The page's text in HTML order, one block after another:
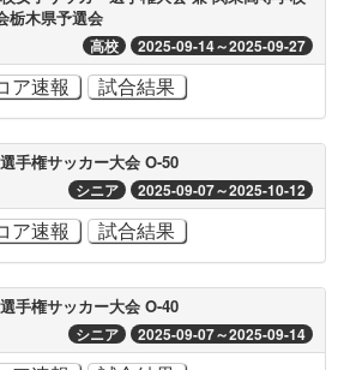
栃木県予選会
高校 2025-09-14～2025-09-27
ア速報 試合結果
手権サッカー大会 O-50
シニア 2025-09-07～2025-10-12
ア速報 試合結果
手権サッカー大会 O-40
シニア 2025-09-07～2025-09-14